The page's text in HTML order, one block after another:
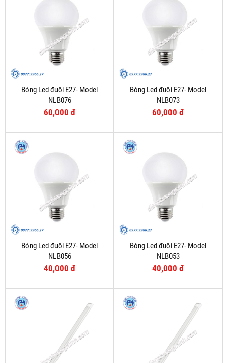
Bóng Led đuôi E27- Model
NLB076
60,000 đ
Bóng Led đuôi E27- Model
NLB073
60,000 đ
Bóng Led đuôi E27- Model
NLB056
40,000 đ
Bóng Led đuôi E27- Model
NLB053
40,000 đ